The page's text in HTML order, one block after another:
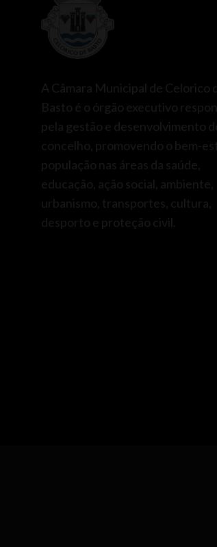
A Câmara Municipal de Celorico
Basto é o órgão executivo
pela gestão e desenvolvimento
concelho, promovendo o bem-
população nas áreas da saúde,
educação, ação social, ambiente,
urbanismo, transportes, cultura,
desporto e proteção civil.